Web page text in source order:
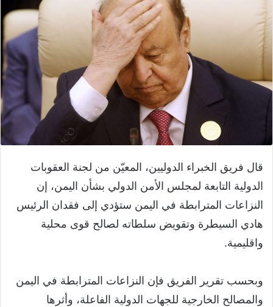
قال فريق الخبراء الدوليين، المعيّن من لجنة العقوبات
الدولية التابعة لمجلس الأمن الدولي بشأن اليمن، إن
النزاعات المترابطة في اليمن ستؤدي إلى فقدان الرئيس
هادي السيطرة وتقويض سلطاته لصالح قوى محلية
واقليمية.
وبحسب تقرير الفريق فإن النزاعات المترابطة في اليمن
والمصالح الخارجية للجهات الدولية الفاعلة، وأثرها